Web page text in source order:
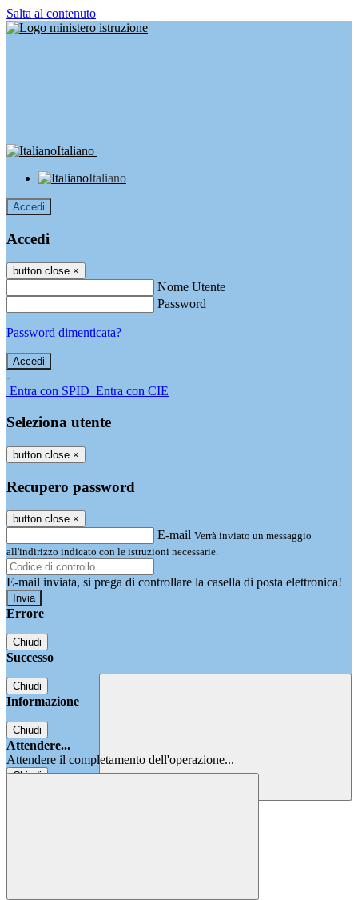
Salta al contenuto
Italiano
Italiano
Accedi
Accedi
button close ×
Nome Utente
Password
Password dimenticata?
-
Entra con SPID Entra con CIE
Seleziona utente
button close ×
Recupero password
button close ×
E-mail Verrà inviato un messaggio
all'indirizzo indicato con le istruzioni necessarie.
E-mail inviata, si prega di controllare la casella di posta elettronica!
Errore
Chiudi
Successo
Chiudi
Informazione
Chiudi
Attendere...
Attendere il completamento dell'operazione...
Chiudi